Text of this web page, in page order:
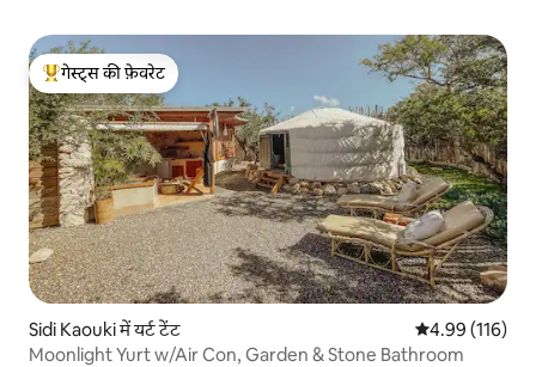
गेस्ट्स का टॉप फ़ेवरेट
गेस्ट्स की फ़ेवरेट
Sidi Kaouki में यर्ट टेंट औसत रेटिंग 5 में से
4.99 (116)
Moonlight Yurt w/Air Con, Garden & Stone Bathroom